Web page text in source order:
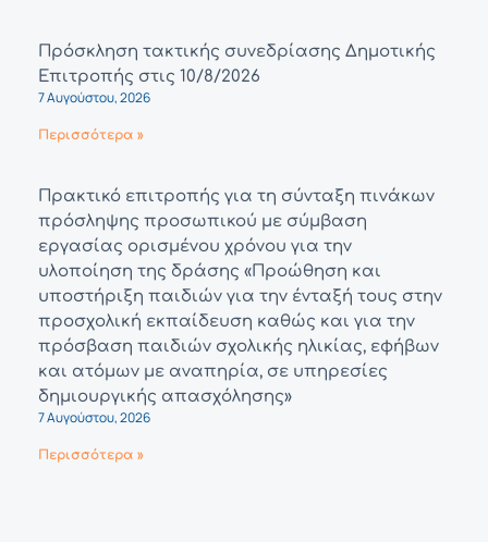
Πρόσκληση τακτικής συνεδρίασης Δημοτικής
Επιτροπής στις 10/8/2026
7 Αυγούστου, 2026
Περισσότερα »
Πρακτικό επιτροπής για τη σύνταξη πινάκων
πρόσληψης προσωπικού με σύμβαση
εργασίας ορισμένου χρόνου για την
υλοποίηση της δράσης «Προώθηση και
υποστήριξη παιδιών για την ένταξή τους στην
προσχολική εκπαίδευση καθώς και για την
πρόσβαση παιδιών σχολικής ηλικίας, εφήβων
και ατόμων με αναπηρία, σε υπηρεσίες
δημιουργικής απασχόλησης»
7 Αυγούστου, 2026
Περισσότερα »